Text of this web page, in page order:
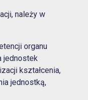
należy w
organu
jednostek
kształcenia,
jednostką,